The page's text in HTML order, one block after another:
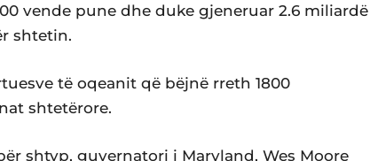
vende pune dhe duke gjeneruar 2.6 miliardë
shtetin.
të oqeanit që bëjnë rreth 1800
shtetërore.
shtyp, guvernatori i Maryland, Wes Moore